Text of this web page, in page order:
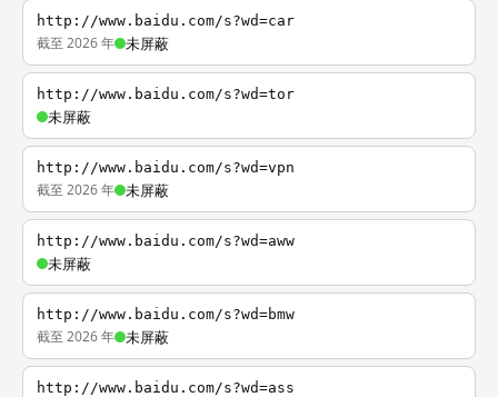
http://www.baidu.com/s?wd=car
截至 2026 年 未屏蔽
http://www.baidu.com/s?wd=tor
未屏蔽
http://www.baidu.com/s?wd=vpn
截至 2026 年 未屏蔽
http://www.baidu.com/s?wd=aww
未屏蔽
http://www.baidu.com/s?wd=bmw
截至 2026 年 未屏蔽
http://www.baidu.com/s?wd=ass